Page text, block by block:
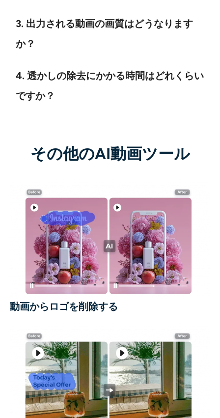
3. 出力される動画の画質はどうなります
か？
4. 透かしの除去にかかる時間はどれくらい
ですか？
その他のAI動画ツール
動画からロゴを削除する